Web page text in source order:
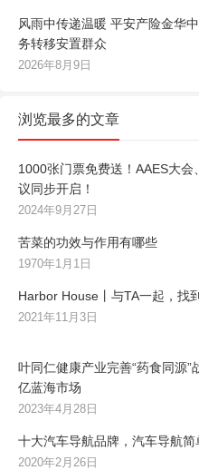
风雨中传递温暖 平安产险金华
务转移安置群众
2026年8月9日
浏览最多的文章
1000张门票免费送！AAES大会
议同步开启！
2024年9月27日
苦菜的功效与作用有哪些
1970年1月1日
Harbor House丨与TA一起，找
2021年11月3日
叶同仁健康产业完善“药食同源”
亿蓝海市场
2023年4月28日
十大汽车导航品牌，汽车导航简
2020年2月26日